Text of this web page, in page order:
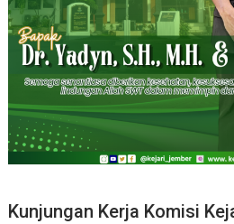
Kunjungan Kerja Komisi